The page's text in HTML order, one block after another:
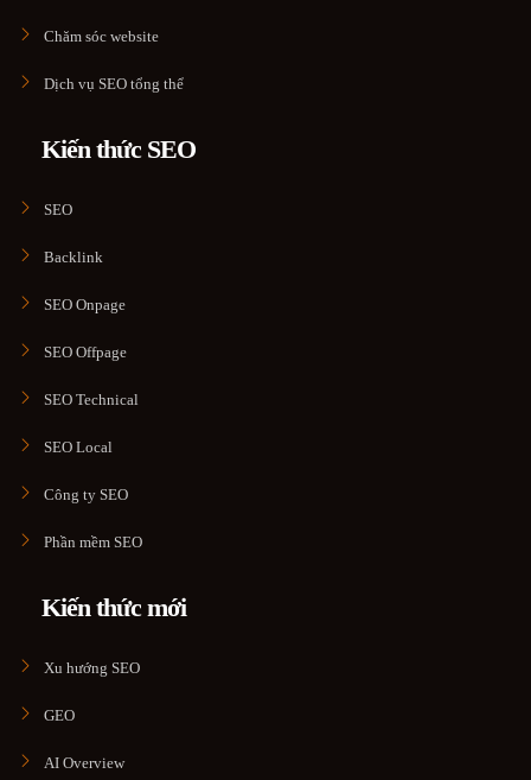
Chăm sóc website
Dịch vụ SEO tổng thể
Kiến thức SEO
SEO
Backlink
SEO Onpage
SEO Offpage
SEO Technical
SEO Local
Công ty SEO
Phần mềm SEO
Kiến thức mới
Xu hướng SEO
GEO
AI Overview